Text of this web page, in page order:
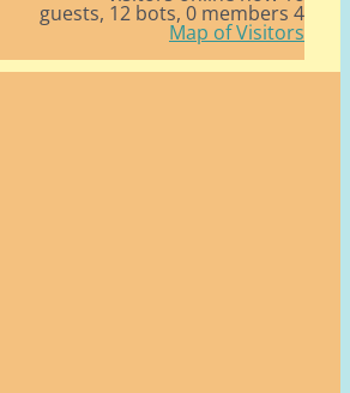
12 bots, 0 members
Map of